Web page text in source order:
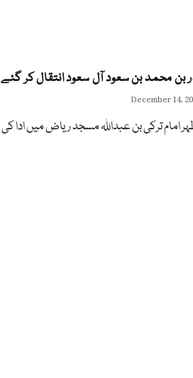
محمد بن سعود آل سعود انتقال کر گئے
December 14,
امام ترکی بن عبداللہ مسجد ریاض میں ادا کی